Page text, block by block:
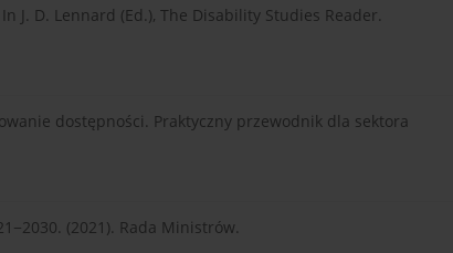
J. D. Lennard (Ed.), The Disability Studies Reader.
dostępności. Praktyczny przewodnik dla sektora
(2021). Rada Ministrów.